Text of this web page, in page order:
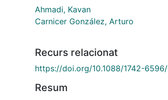
Ahmadi, Kavan
Carnicer González, Arturo
Recurs relacionat
https://doi.org/10.1088/1742-
Resum